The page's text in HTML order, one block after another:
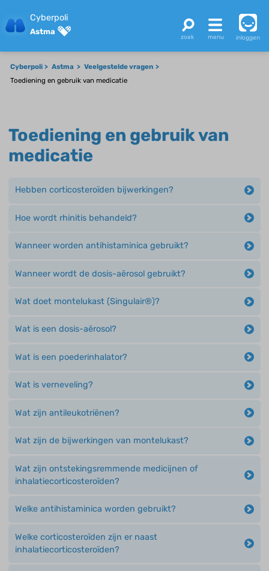
Cyberpoli
Astma
inloggen
Cyberpoli Astma
Veelgestelde vragen
Toediening en gebruik van medicatie
Toediening en gebruik van
medicatie
Hebben corticosteroïden bijwerkingen?
Hoe wordt rhinitis behandeld?
Wanneer worden antihistaminica gebruikt?
Wanneer wordt de dosis-aërosol gebruikt?
Wat doet montelukast (Singulair®)?
Wat is een dosis-aërosol?
Wat is een poederinhalator?
Wat is verneveling?
Wat zijn antileukotriënen?
Wat zijn de bijwerkingen van montelukast?
Wat zijn ontstekingsremmende medicijnen of
inhalatiecorticosteroïden?
Welke antihistaminica worden gebruikt?
Welke corticosteroïden zijn er naast
inhalatiecorticosteroïden?